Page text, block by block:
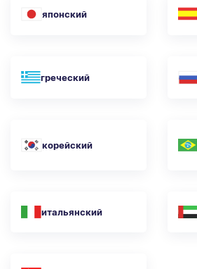
японский
греческий
корейский
итальянский